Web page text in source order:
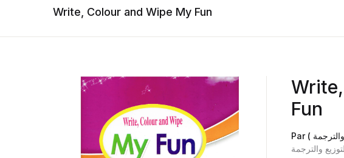
Write, Colour and Wipe My Fun
Fun
والترجمة